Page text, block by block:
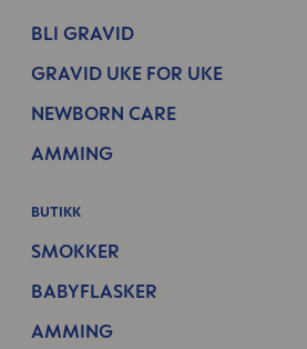
BLI GRAVID
GRAVID UKE FOR UKE
NEWBORN CARE
AMMING
BUTIKK
SMOKKER
BABYFLASKER
AMMING